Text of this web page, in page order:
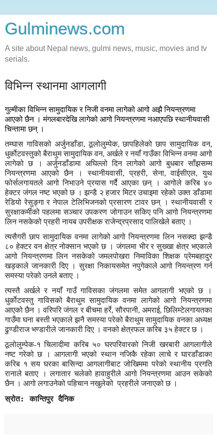
Gulminews.com
A site about Nepal news, gulmi news, music, movies and tv
serials.
विभिन्न स्थानमा आगलागी
गुल्मीका विभिन्न सामुदायिक र निजी वनमा लागेको आगो अझै नियन्त्रणमा
आएको छैन । मंगलबारदेखि लागेको आगो नियन्त्रणमा नआएपछि स्थानीयवासी
चिन्तामा छन् ।
तम्घास गाविसको अर्जुनडाँडा, ठूलोलुम्पेक, छापहिलेको छाप सामुदायिक वन,
धुर्काेटवस्तुको बैराथुम सामुदायिक वन, अर्खले र नयाँ गाउँका विभिन्न वनमा आगो
लागेको छ । अर्जुनडाँडामा अघिल्लो दिन लागेको आगो बुधबार साँझसम्म
नियन्त्रणमा आएको छैन । स्थानीयवासी, प्रहरी, सेना, वाईसीएल, युथ
फोर्सलगायतले आगो निभाउने प्रयास गर्दै आएका छन् । आगोले करिब ४०
हेक्टर जंगल नष्ट भएको छ । झन्डै २ हजार मिटर उचाइमा रहेको उक्त डाँडामा
रेडियो रेसुङ्गा र नेपाल टेलिभिजनको प्रसारण टावर छन् । स्थानीयवासी र
सुरक्षाकर्मीको पहलमा सञ्चार उपकरण जोगाउन सकिए पनि आगो नियन्त्रणमा
लिन नसकेको प्रहरी नायब उपरीक्षक राजेन्द्रप्रसाद पालिखेले बताए ।
त्यसैगरी छाप सामुदायिक वनमा लागेको आगो नियन्त्रणमा लिन नसक्दा झन्डै
८० हेक्टर वन क्षेत्र नोक्सान भएको छ । जंगलमा भीर र सुख्खा क्षेत्र भएकाले
आगो नियन्त्रणमा लिन नसकेको जमलपोखरा निमाविका शिक्षक प्रेमबहादुर
खड्काले जानकारी दिए । सुरक्षा निकायसमेत नपुगेकाले आगो नियन्त्रण गर्न
समस्या परेको उनले बताए ।
त्यस्तै अर्खले र नयाँ गाउँ गाविसका जंगलमा समेत आगलागी भएको छ ।
धुर्काेटवस्तु गाविसको बैराथुम सामुदायिक वनमा लागेको आगो नियन्त्रणमा
आएको छैन । वरिपरि जंगल र बीचमा हर्रे, सौरपानी, अमराई, छिलिम्टेलगायतका
गाउँमा घना बस्ती भएकाले झनै समस्या परेको बैराथुम सामुदायिक वनका अध्यक्ष
ढुण्डीराज भण्डारीले जानकारी दिए । वनको क्षेत्रफल करिब ३५ हेक्टर छ ।
ठूलोलुम्पेक-१ चिलादीमा करिब ५० घरपरिवारको निजी खरबारी आगलागीले
नष्ट गरेको छ । आगलागी भएको स्थान नजिकै रहेका लाचे र घारडाँडाका
करिब १ सय घरका बासिन्दा आगलागीबाट जोखिममा परेको स्थानीय प्रगति
रानाले बताए । लगातार चलेको हावाहुरीले आगो नियन्त्रणमा आउन सकेको
छैन । आगो लगाउनेको पहिचान नखुलेको प्रहरीले जनाएको छ ।
स्रोत: कान्तिपुर दैनिक